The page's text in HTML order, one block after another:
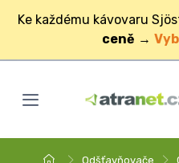
Ke každému kávovaru
ceně →
Odšťavňovače